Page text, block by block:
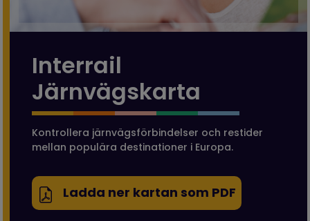
Interrail
Järnvägskarta
Kontrollera järnvägsförbindelser och restider
mellan populära destinationer i Europa.
Ladda ner kartan som PDF